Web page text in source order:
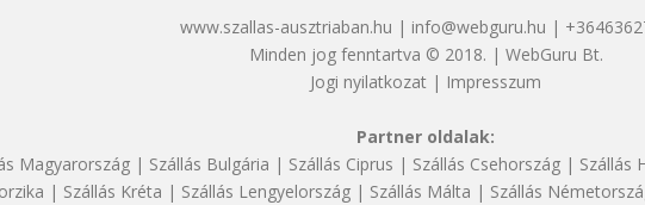
www.szallas-ausztriaban.hu | info@webguru.hu |
Minden jog fenntartva © 2018. | WebGuru Bt.
Jogi nyilatkozat | Impresszum
Partner oldalak:
Magyarország | Szállás Bulgária | Szállás Ciprus | Szállás Csehország | Szállás
| Szállás Kréta | Szállás Lengyelország| Szállás Málta | Szállás